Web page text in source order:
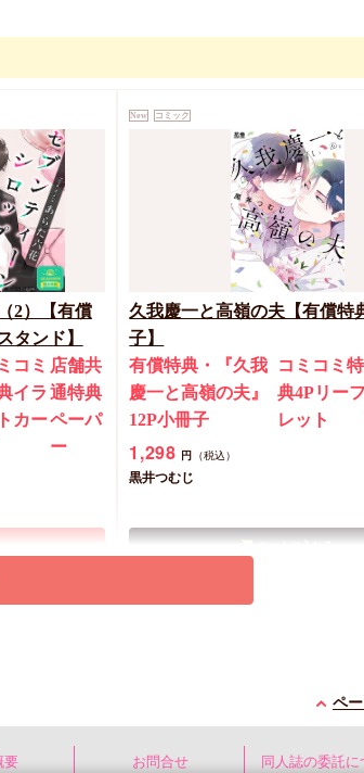
2）【有償
タンド】
コミ
イラ
カー
店舗共
通特典
ペーパ
ー
New コミック
久我慶一と高嶺の夫【有償特
子】
有償特典・『久我
慶一と高嶺の夫』
12P小冊子
コミコミ特
典4Pリーフ
レット
1,298 円 （税込）
黒井つむじ
ペ
要 お問合せ 同人誌の委託に